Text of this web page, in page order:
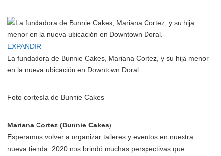
EXPANDIR
La fundadora de Bunnie Cakes, Mariana Cortez, y su hija menor
en la nueva ubicación en Downtown Doral.
Foto cortesía de Bunnie Cakes
Mariana Cortez (Bunnie Cakes)
Esperamos volver a organizar talleres y eventos en nuestra
nueva tienda. 2020 nos brindó muchas perspectivas que